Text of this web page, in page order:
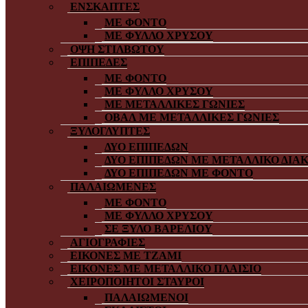
ΕΝΣΚΑΠΤΕΣ
ΜΕ ΦΟΝΤΟ
ΜΕ ΦΥΛΛΟ ΧΡΥΣΟΥ
ΟΨΗ ΣΤΙΛΒΩΤΟΥ
ΕΠΙΠΕΔΕΣ
ΜΕ ΦΟΝΤΟ
ΜΕ ΦΥΛΛΟ ΧΡΥΣΟΥ
ΜΕ ΜΕΤΑΛΛΙΚΕΣ ΓΩΝΙΕΣ
ΟΒΑΛ ΜΕ ΜΕΤΑΛΛΙΚΕΣ ΓΩΝΙΕΣ
ΞΥΛΟΓΛΥΠΤΕΣ
ΔΥΟ ΕΠΙΠΕΔΩΝ
ΔΥΟ ΕΠΙΠΕΔΩΝ ΜΕ ΜΕΤΑΛΛΙΚΟ
ΔΥΟ ΕΠΙΠΕΔΩΝ ΜΕ ΦΟΝΤΟ
ΠΑΛΑΙΩΜΕΝΕΣ
ΜΕ ΦΟΝΤΟ
ΜΕ ΦΥΛΛΟ ΧΡΥΣΟΥ
ΣΕ ΞΥΛΟ ΒΑΡΕΛΙΟΥ
ΑΓΙΟΓΡΑΦΙΕΣ
ΕΙΚΟΝΕΣ ΜΕ ΤΖΑΜΙ
ΕΙΚΟΝΕΣ ΜΕ ΜΕΤΑΛΛΙΚΟ ΠΛΑΙΣΙΟ
ΧΕΙΡΟΠΟΙΗΤΟΙ ΣΤΑΥΡΟΙ
ΠΑΛΑΙΩΜΕΝΟΙ